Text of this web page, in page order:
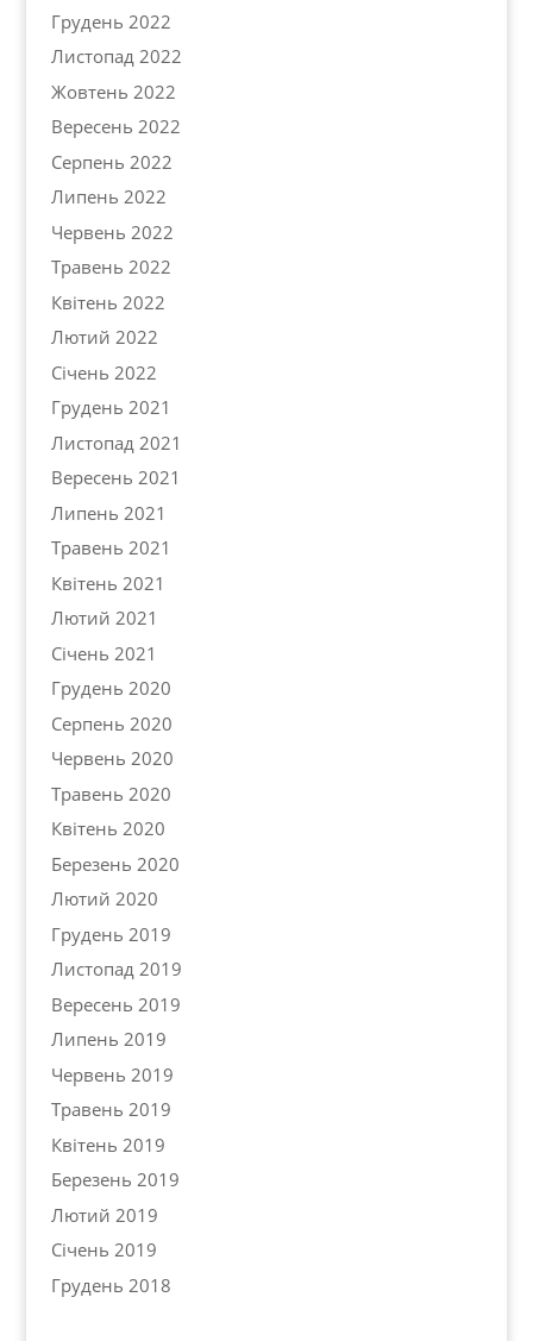
Грудень 2022
Листопад 2022
Жовтень 2022
Вересень 2022
Серпень 2022
Липень 2022
Червень 2022
Травень 2022
Квітень 2022
Лютий 2022
Січень 2022
Грудень 2021
Листопад 2021
Вересень 2021
Липень 2021
Травень 2021
Квітень 2021
Лютий 2021
Січень 2021
Грудень 2020
Серпень 2020
Червень 2020
Травень 2020
Квітень 2020
Березень 2020
Лютий 2020
Грудень 2019
Листопад 2019
Вересень 2019
Липень 2019
Червень 2019
Травень 2019
Квітень 2019
Березень 2019
Лютий 2019
Січень 2019
Грудень 2018